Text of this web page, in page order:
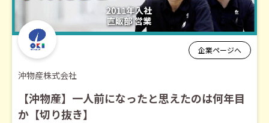
企業ページへ
沖物産株式会社
【沖物産】一人前になったと思えたのは何年目
か【切り抜き】